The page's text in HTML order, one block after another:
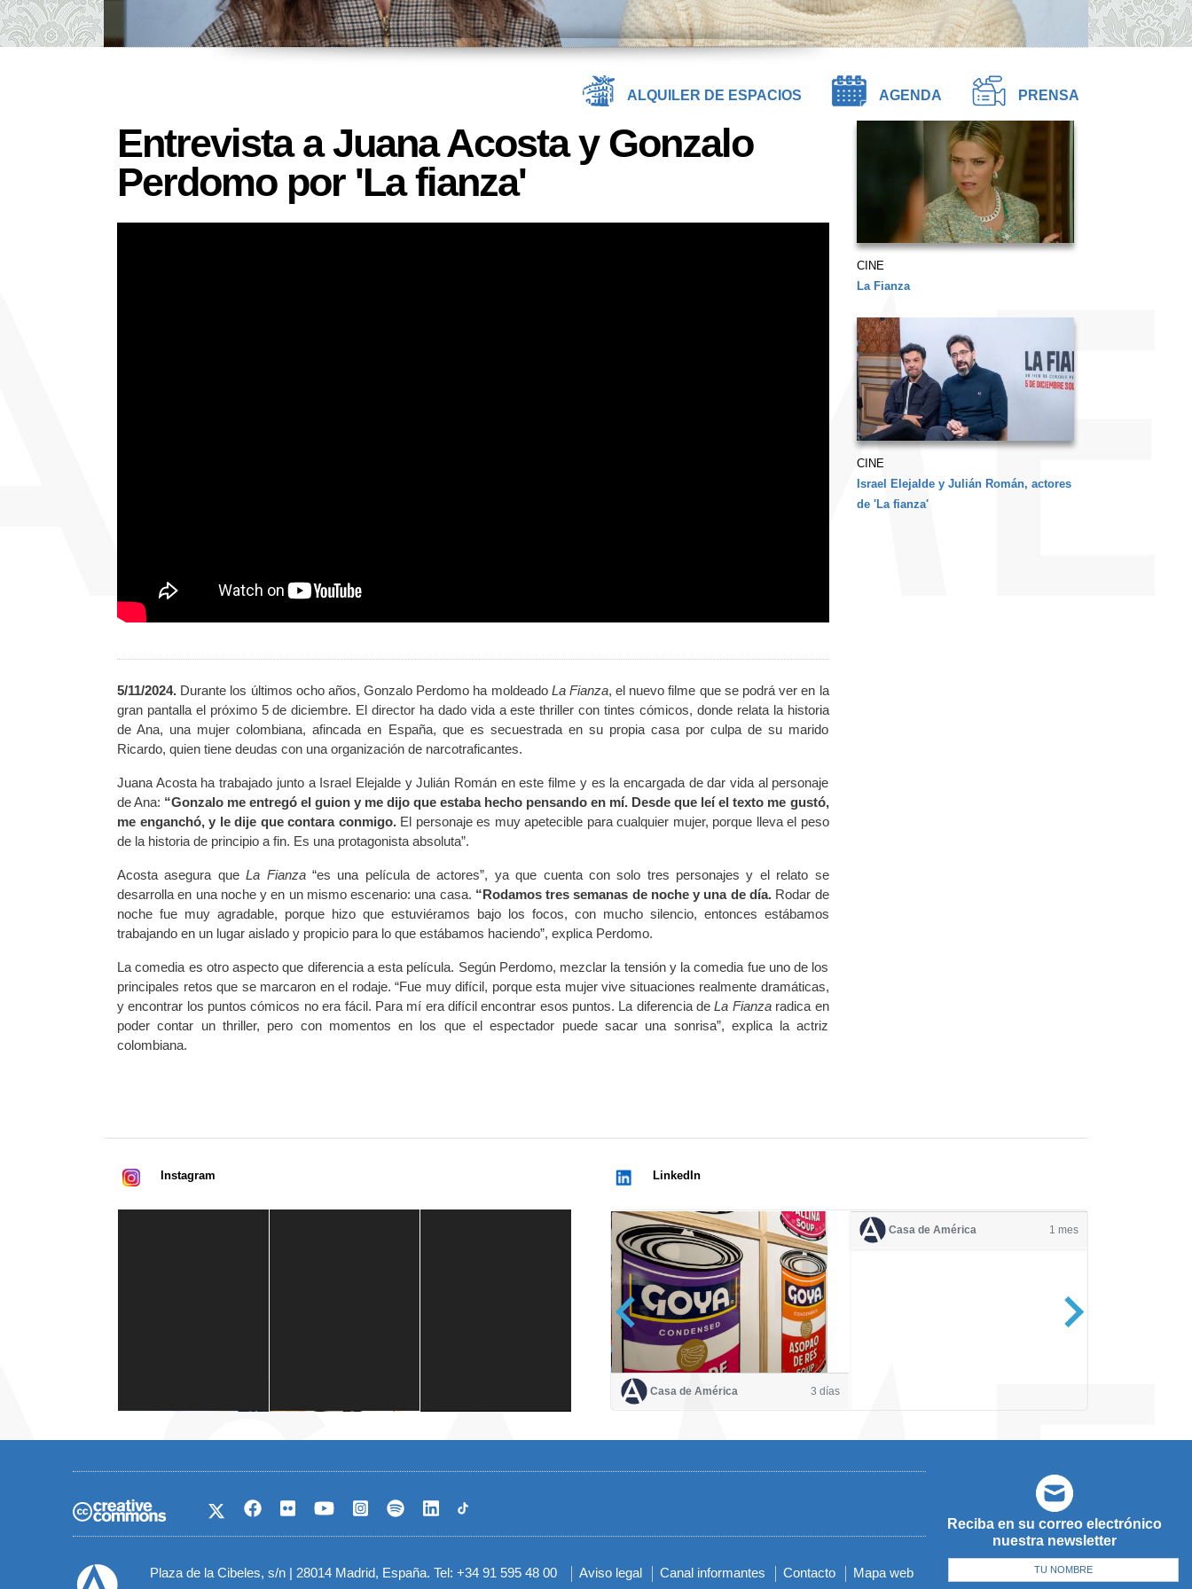
ALQUILER DE ESPACIOS AGENDA PRENSA
Entrevista a Juana Acosta y Gonzalo
Perdomo por 'La fianza'
5/11/2024. Durante los últimos ocho años, Gonzalo Perdomo ha moldeado La Fianza, el nuevo filme que se podrá ver en la
gran pantalla el próximo 5 de diciembre. El director ha dado vida a este thriller con tintes cómicos, donde relata la historia
de Ana, una mujer colombiana, afincada en España, que es secuestrada en su propia casa por culpa de su marido
Ricardo, quien tiene deudas con una organización de narcotraficantes.
Juana Acosta ha trabajado junto a Israel Elejalde y Julián Román en este filme y es la encargada de dar vida al personaje
de Ana: “Gonzalo me entregó el guion y me dijo que estaba hecho pensando en mí. Desde que leí el texto me gustó,
me enganchó, y le dije que contara conmigo.El personaje es muy apetecible para cualquier mujer, porque lleva el peso
de la historia de principio a fin. Es una protagonista absoluta”.
Acosta asegura queLa Fianza “es una película de actores”, ya que cuenta con solo tres personajes y el relato se
desarrolla en una noche y en un mismo escenario: una casa. “Rodamos tres semanas de noche y una de día. Rodar de
noche fue muy agradable, porque hizo que estuviéramos bajo los focos, con mucho silencio, entonces estábamos
trabajando en un lugar aislado y propicio para lo que estábamos haciendo”, explica Perdomo.
La comedia es otro aspecto que diferencia a esta película. Según Perdomo, mezclar la tensión y la comedia fue uno de los
principales retos que se marcaron en el rodaje. “Fue muy difícil, porque esta mujer vive situaciones realmente dramáticas,
y encontrar los puntos cómicos no era fácil. Para mí era difícil encontrar esos puntos. La diferencia deLa Fianzaradica en
poder contar un thriller, pero con momentos en los que el espectador puede sacar una sonrisa”, explica la actriz
colombiana.
CINE
La Fianza
CINE
Israel Elejalde y Julián Román, actores
de 'La fianza'
Instagram LinkedIn
Casa de América 3 días
Casa de América 1 mes
Reciba en su correo electrónico
nuestra newsletter
Plaza de la Cibeles, s/n | 28014 Madrid, España. Tel: +34 91 595 48 00 Aviso legal Canal informantes Contacto Mapa web